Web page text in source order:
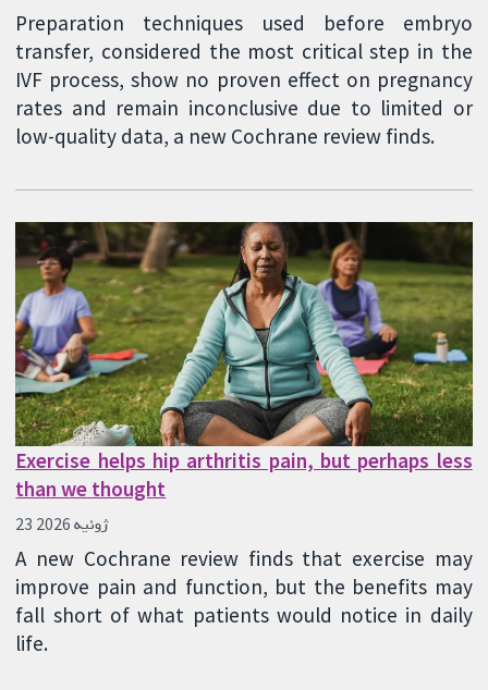
Preparation techniques used before embryo
transfer, considered the most critical step in the
IVF process, show no proven effect on pregnancy
rates and remain inconclusive due to limited or
low-quality data, a new Cochrane review finds.
Exercise helps hip arthritis pain, but perhaps less
than we thought
23 ژوئیه 2026
A new Cochrane review finds that exercise may
improve pain and function, but the benefits may
fall short of what patients would notice in daily
life.